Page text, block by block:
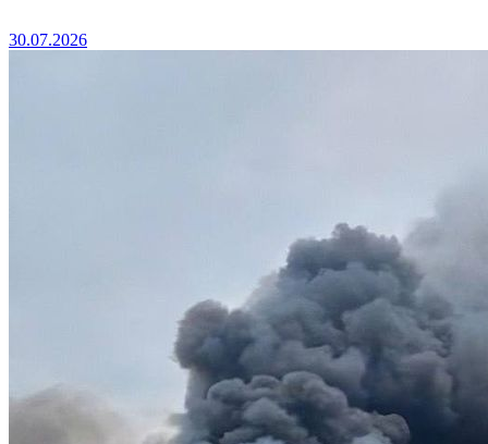
30.07.2026